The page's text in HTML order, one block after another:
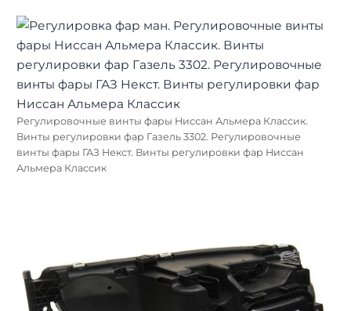
Регулировочные винты фары Ниссан Альмера Классик.
Винты регулировки фар Газель 3302. Регулировочные
винты фары ГАЗ Некст. Винты регулировки фар Ниссан
Альмера Классик